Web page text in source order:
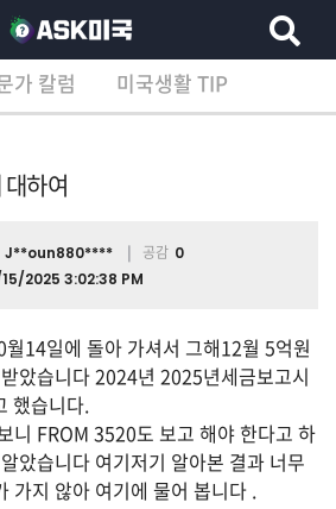
가 칼럼 미국생활 TIP
문가 칼럼 미국생활 TIP
하여
J**oun880**** 공감 0
2025 3:02:38 PM
14일에 돌아 가셔서 그해12월 5억원
았습니다 2024년 2025년세금보고시
했습니다.
니 FROM 3520도 보고 해야 한다고 하
았습니다 여기저기 알아본 결과 너무
가지 않아 여기에 물어 봅니다 .